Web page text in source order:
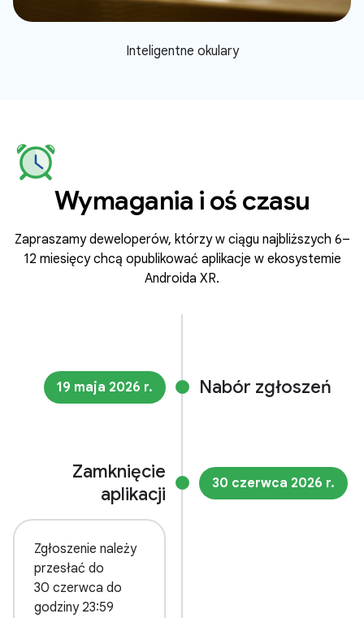
Inteligentne okulary
Wymagania i oś czasu
Zapraszamy deweloperów, którzy w ciągu najbliższych 6–
12 miesięcy chcą opublikować aplikacje w ekosystemie
Androida XR.
19 maja 2026 r. Nabór zgłoszeń
30 czerwca 2026 r.
Zamknięcie
aplikacji
Zgłoszenie należy
przesłać do
30 czerwca do
godziny 23:59